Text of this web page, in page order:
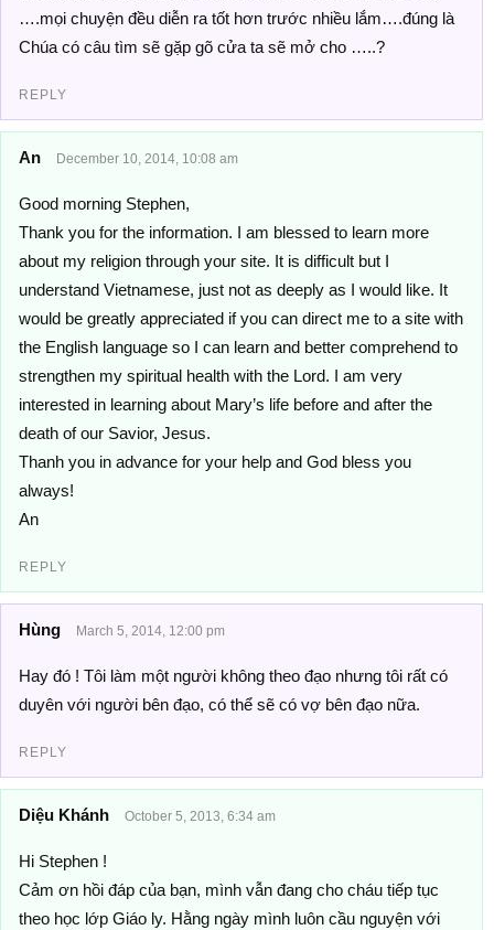
….mọi chuyện đều diễn ra tốt hơn trước nhiều lắm….đúng là
Chúa có câu tìm sẽ gặp gõ cửa ta sẽ mở cho …..?
REPLY
An December 10, 2014, 10:08 am
Good morning Stephen,
Thank you for the information. I am blessed to learn more
about my religion through your site. It is difficult but I
understand Vietnamese, just not as deeply as I would like. It
would be greatly appreciated if you can direct me to a site with
the English language so I can learn and better comprehend to
strengthen my spiritual health with the Lord. I am very
interested in learning about Mary’s life before and after the
death of our Savior, Jesus.
Thanh you in advance for your help and God bless you
always!
An
REPLY
Hùng March 5, 2014, 12:00 pm
Hay đó ! Tôi làm một người không theo đạo nhưng tôi rất có
duyên với người bên đạo, có thể sẽ có vợ bên đạo nữa.
REPLY
Diệu Khánh October 5, 2013, 6:34 am
Hi Stephen !
Cảm ơn hồi đáp của bạn, mình vẫn đang cho cháu tiếp tục
theo học lớp Giáo ly. Hằng ngày mình luôn cầu nguyện với